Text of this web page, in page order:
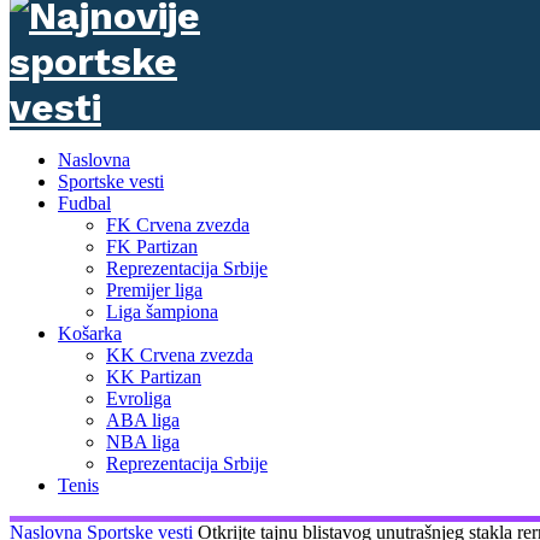
Naslovna
Sportske vesti
Fudbal
FK Crvena zvezda
FK Partizan
Reprezentacija Srbije
Premijer liga
Liga šampiona
Košarka
KK Crvena zvezda
KK Partizan
Evroliga
ABA liga
NBA liga
Reprezentacija Srbije
Tenis
Naslovna Sportske vesti Otkrijte tajnu blistavog unutrašnjeg stakla